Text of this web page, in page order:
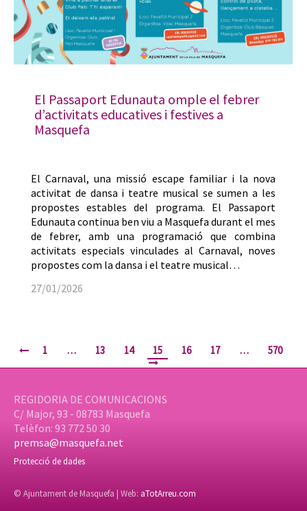
El Passaport Edunauta omple el febrer
d’activitats educatives i festives a
Masquefa
El Carnaval, una missió escape familiar i la nova
activitat de dansa i teatre musical se sumen a les
propostes estables del programa. El Passaport
Edunauta continua ben viu a Masquefa durant el mes
de febrer, amb una programació que combina
activitats especials vinculades al Carnaval, noves
propostes com la dansa i el teatre musical…
27/01/2026
1 … 13 14 15 16 17 … 570
REGIDORIA DE COMUNICACIONS
C/ Major, 93 - 08783 Masquefa
Telèfon: 93 772 50 30
premsa@masquefa.net
Protecció de dades
© Ajuntament de Masquefa | Web: aTotArreu.com